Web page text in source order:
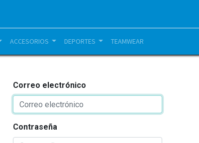
ACCESORIOS DEPORTES TEAMWEAR
Correo electrónico
Contraseña